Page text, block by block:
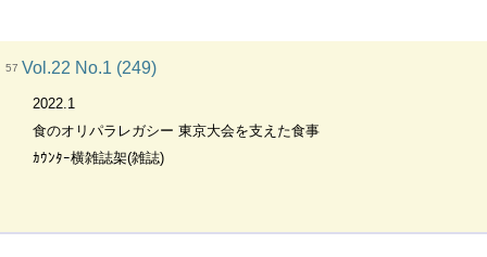
57 Vol.22 No.1 (249)
2022.1
食のオリパラレガシー 東京大会を支えた食事
ｶｳﾝﾀｰ横雑誌架(雑誌)